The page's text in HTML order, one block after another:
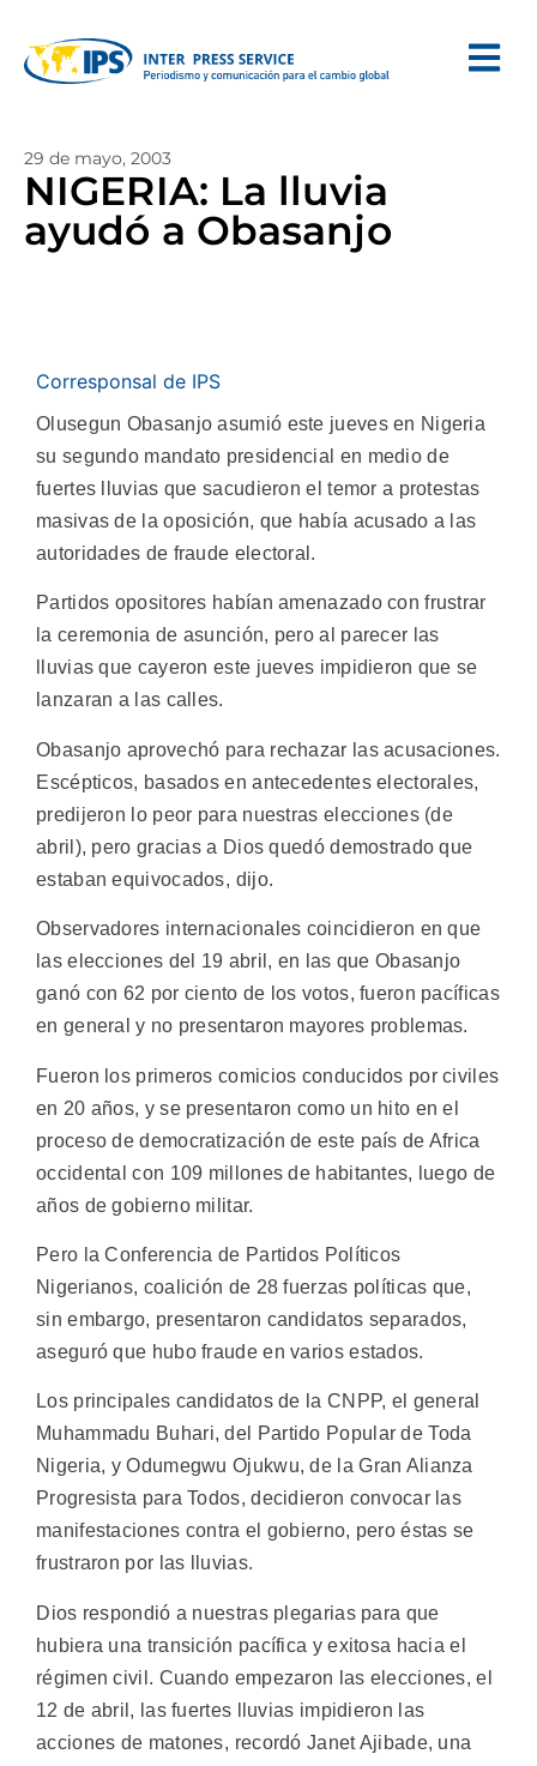
29 de mayo, 2003
NIGERIA: La lluvia
ayudó a Obasanjo
Corresponsal de IPS
Olusegun Obasanjo asumió este jueves en Nigeria
su segundo mandato presidencial en medio de
fuertes lluvias que sacudieron el temor a protestas
masivas de la oposición, que había acusado a las
autoridades de fraude electoral.
Partidos opositores habían amenazado con frustrar
la ceremonia de asunción, pero al parecer las
lluvias que cayeron este jueves impidieron que se
lanzaran a las calles.
Obasanjo aprovechó para rechazar las acusaciones.
Escépticos, basados en antecedentes electorales,
predijeron lo peor para nuestras elecciones (de
abril), pero gracias a Dios quedó demostrado que
estaban equivocados, dijo.
Observadores internacionales coincidieron en que
las elecciones del 19 abril, en las que Obasanjo
ganó con 62 por ciento de los votos, fueron pacíficas
en general y no presentaron mayores problemas.
Fueron los primeros comicios conducidos por civiles
en 20 años, y se presentaron como un hito en el
proceso de democratización de este país de Africa
occidental con 109 millones de habitantes, luego de
años de gobierno militar.
Pero la Conferencia de Partidos Políticos
Nigerianos, coalición de 28 fuerzas políticas que,
sin embargo, presentaron candidatos separados,
aseguró que hubo fraude en varios estados.
Los principales candidatos de la CNPP, el general
Muhammadu Buhari, del Partido Popular de Toda
Nigeria, y Odumegwu Ojukwu, de la Gran Alianza
Progresista para Todos, decidieron convocar las
manifestaciones contra el gobierno, pero éstas se
frustraron por las lluvias.
Dios respondió a nuestras plegarias para que
hubiera una transición pacífica y exitosa hacia el
régimen civil. Cuando empezaron las elecciones, el
12 de abril, las fuertes lluvias impidieron las
acciones de matones, recordó Janet Ajibade, una